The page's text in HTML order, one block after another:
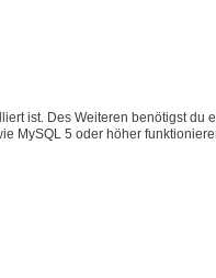
ist. Des Weiteren benötigst du
MySQL 5 oder höher